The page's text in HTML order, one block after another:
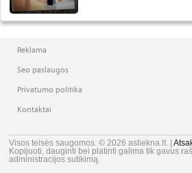
Reklama
Seo paslaugos
Privatumo politika
Kontaktai
Visos teisės saugomos. © 2026 asliekna.lt. |
Kopijuoti, dauginti bei platinti galima tik gavus
administracijos sutikimą.